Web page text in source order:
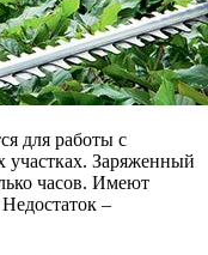
для работы с
Заряженный
часов. Имеют
–